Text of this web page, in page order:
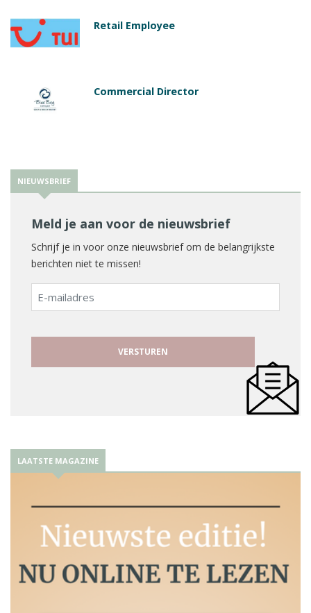
Retail Employee
Commercial Director
NIEUWSBRIEF
Meld je aan voor de nieuwsbrief
Schrijf je in voor onze nieuwsbrief om de belangrijkste
berichten niet te missen!
E-
mailadres
LAATSTE MAGAZINE